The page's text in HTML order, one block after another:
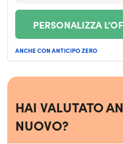
PERSONALIZZA
ANCHE CON ANTICIPO ZERO
HAI VALUTATO
NUOVO?